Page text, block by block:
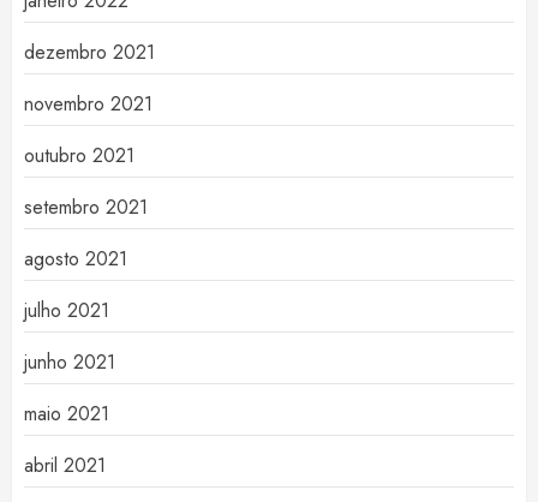
dezembro 2021
novembro 2021
outubro 2021
setembro 2021
agosto 2021
julho 2021
junho 2021
maio 2021
abril 2021